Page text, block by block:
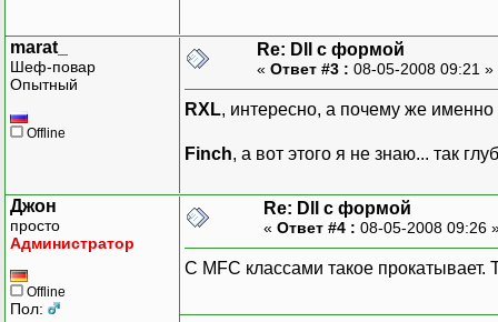
marat_
Шеф-повар
Опытный
Offline
Re: Dll с формой
« Ответ #3 : 08-05-2008 09:21 »
RXL, интересно, а почему же именно
Finch, а вот этого я не знаю... так
Джон
просто
Администратор
Offline
Пол:
Re: Dll с формой
« Ответ #4 : 08-05-2008 09:26
С MFC классами такое прокатывает.